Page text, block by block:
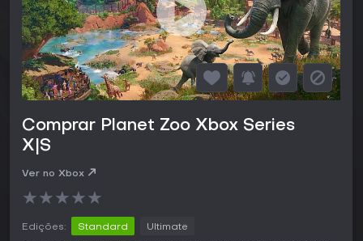
Comprar Planet Zoo Xbox Series
X|S
Ver no Xbox
★★★★★
Edições: Standard Ultimate